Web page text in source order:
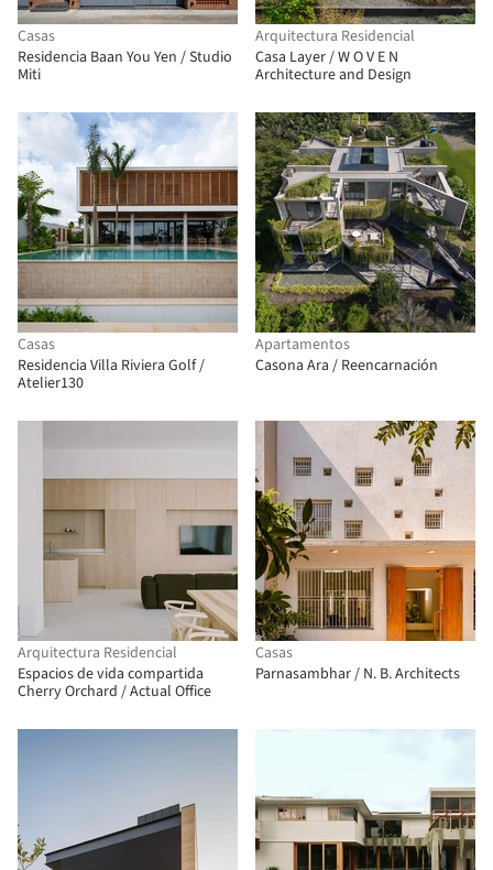
Casas
Residencia Baan You Yen / Studio
Miti
Arquitectura Residencial
Casa Layer / W O V E N
Architecture and Design
Casas
Residencia Villa Riviera Golf /
Atelier130
Apartamentos
Casona Ara / Reencarnación
Arquitectura Residencial
Espacios de vida compartida
Cherry Orchard / Actual Office
Casas
Parnasambhar / N. B. Architects